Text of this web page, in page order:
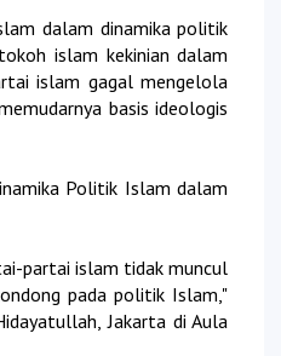
dalam dinamika politik
islam kekinian dalam
islam gagal mengelola
basis ideologis
Politik Islam dalam
partai islam tidak muncul
pada politik Islam,"
Jakarta di Aula